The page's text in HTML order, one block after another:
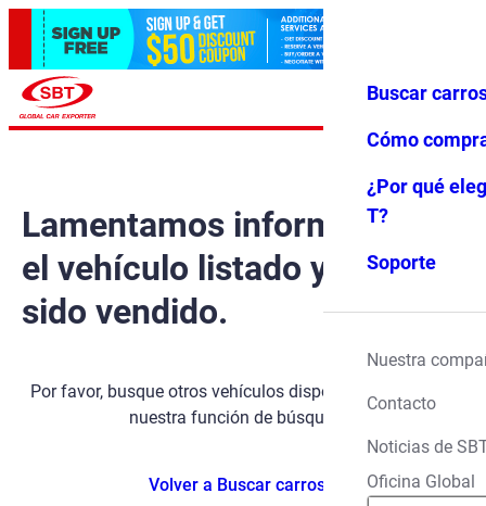
Favoritos Menú
Buscar
Cómo
¿Por qué
T?
Soporte
Nuestra
Contacto
Noticias de
Oficina Global
Lamentamos informarle que
el vehículo listado ya ha
sido vendido.
Por favor, busque otros vehículos disponibles utilizando
nuestra función de búsqueda.
Volver a Buscar carros